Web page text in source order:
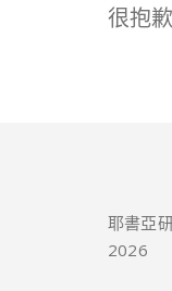
很抱
耶書亞
2026